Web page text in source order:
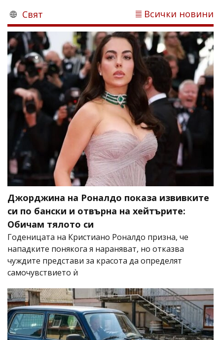
Свят Всички новини
Джорджина на Роналдо показа извивките
си по бански и отвърна на хейтърите:
Обичам тялото си
Годеницата на Кристиано Роналдо призна, че
нападките понякога я нараняват, но отказва
чуждите представи за красота да определят
самочувствието ѝ